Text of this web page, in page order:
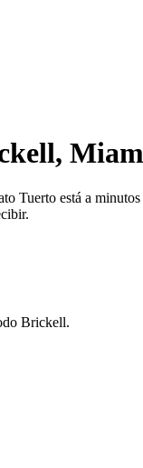
Tuerto está a
Brickell.